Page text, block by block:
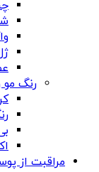
رنگ مو
مراقبت از